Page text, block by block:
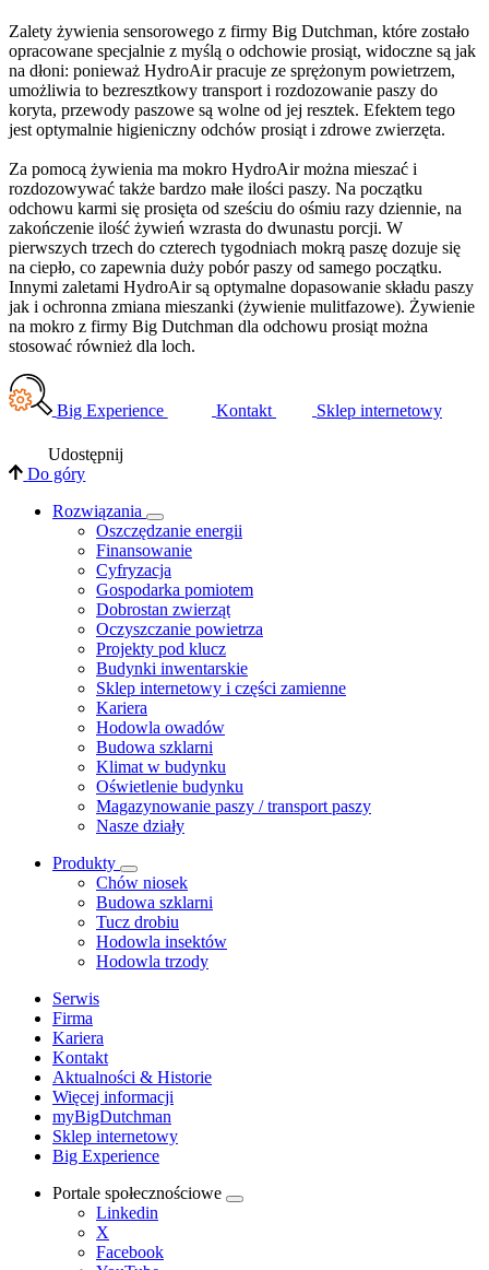
Zalety żywienia sensorowego z firmy Big Dutchman, które zostało
opracowane specjalnie z myślą o odchowie prosiąt, widoczne są jak
na dłoni: ponieważ HydroAir pracuje ze sprężonym powietrzem,
umożliwia to bezresztkowy transport i rozdozowanie paszy do
koryta, przewody paszowe są wolne od jej resztek. Efektem tego
jest optymalnie higieniczny odchów prosiąt i zdrowe zwierzęta.
Za pomocą żywienia ma mokro HydroAir można mieszać i
rozdozowywać także bardzo małe ilości paszy. Na początku
odchowu karmi się prosięta od sześciu do ośmiu razy dziennie, na
zakończenie ilość żywień wzrasta do dwunastu porcji. W
pierwszych trzech do czterech tygodniach mokrą paszę dozuje się
na ciepło, co zapewnia duży pobór paszy od samego początku.
Innymi zaletami HydroAir są optymalne dopasowanie składu paszy
jak i ochronna zmiana mieszanki (żywienie mulitfazowe). Żywienie
na mokro z firmy Big Dutchman dla odchowu prosiąt można
stosować również dla loch.
Big Experience Kontakt Sklep internetowy
Udostępnij
Do góry
Rozwiązania
​Oszczędzanie energii
Finansowanie
Cyfryzacja
Gospodarka pomiotem
Dobrostan zwierząt
Oczyszczanie powietrza
Projekty pod klucz
Budynki inwentarskie
Sklep internetowy i części zamienne
Kariera
Hodowla owadów
Budowa szklarni
Klimat w budynku
Oświetlenie budynku
Magazynowanie paszy / transport paszy
Nasze działy
Produkty
Chów niosek
Budowa szklarni
Tucz drobiu
Hodowla insektów
Hodowla trzody
Serwis
Firma
Kariera
Kontakt
Aktualności & Historie
Więcej informacji
myBigDutchman
Sklep internetowy
Big Experience
Portale społecznościowe
Linkedin
X
Facebook